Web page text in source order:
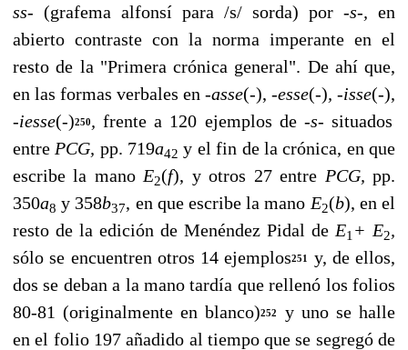
ss- (grafema alfonsí para /s/ sorda) por -s-, en
abierto contraste con la norma imperante en el
resto de la "Primera crónica general". De ahí que,
en las formas ver­bales en -asse(-), -esse(-), -isse(-),
-iesse(-)250,frente a 120 ejemplos de -s- situados
en­tre PCG, pp. 719a42 y el fin de la crónica, en que
escribe la mano E2(f), y otros 27 entre PCG,pp.
350a8 y 358b37, en que escribe la mano E2(b), en el
resto de la edición de Menéndez Pidal de E1 + E2,
sólo se encuentren otros 14 ejemplos251
y, de ellos,
dos se deban a la mano tardía que rellenó los folios
80-81 (originalmente en blanco)252
y uno se halle
en el folio 197 añadido al tiempo que se segregó de